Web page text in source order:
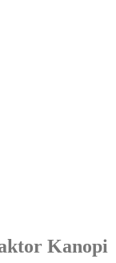
Kanopi